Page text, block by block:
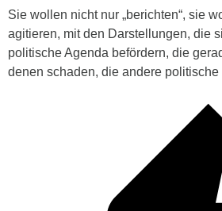
Sie wollen nicht nur „berichten“, sie
agitieren, mit den Darstellungen, die
politische Agenda befördern, die
denen schaden, die andere